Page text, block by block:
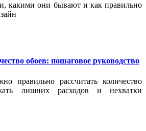
какими они бывают и как правильно
обоев: пошаговое руководство
правильно рассчитать количество
лишних расходов и нехватки